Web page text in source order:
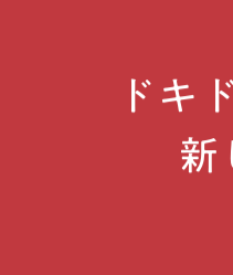
ドキ
新